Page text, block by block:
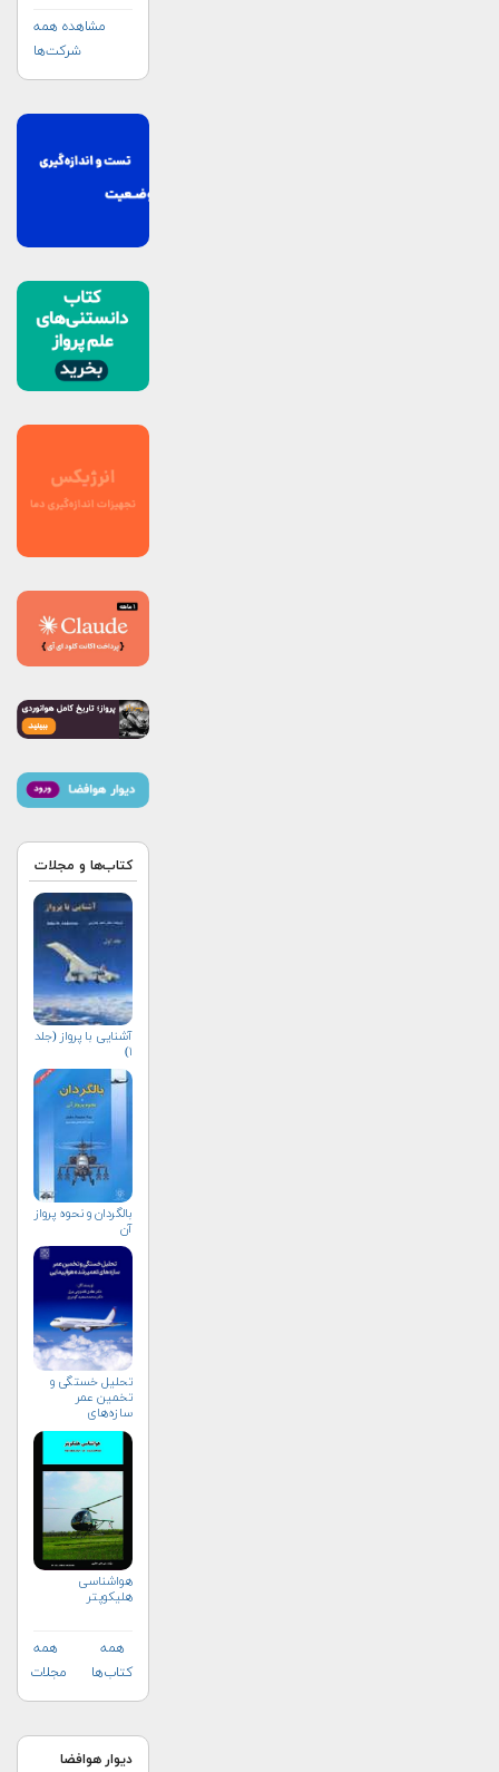
مشاهده همه
شرکت‌ها
کتاب‌ها و مجلات
آشنایی با پرواز (جلد
۱)
بالگردان و نحوه پرواز
آن
تحلیل خستگی و
تخمین عمر
سازه‌های
تعمیرشده
هواپیمایی
هواشناسی
هلیكوپتر
همه
کتاب‌ها
همه
مجلات
دیوار هوافضا